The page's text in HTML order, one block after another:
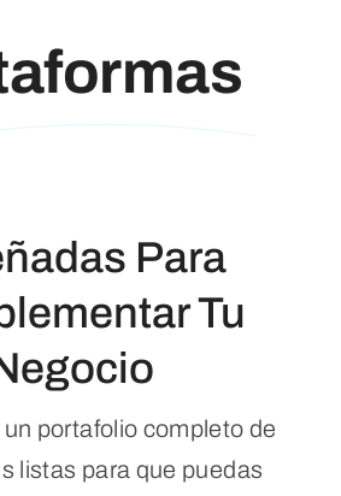
Para
Tu
portafolio completo de
listas para que puedas